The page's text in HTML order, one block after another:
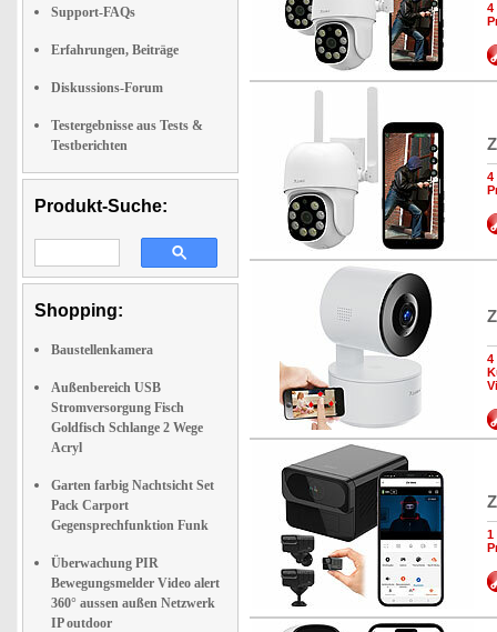
Support-FAQs
Erfahrungen, Beiträge
Diskussions-Forum
Testergebnisse aus Tests &
Testberichten
Produkt-Suche:
Shopping:
Baustellenkamera
Außenbereich USB
Stromversorgung Fisch
Goldfisch Schlange 2 Wege
Acryl
Garten farbig Nachtsicht Set
Pack Carport
Gegensprechfunktion Funk
Überwachung PIR
Bewegungsmelder Video alert
360° aussen außen Netzwerk
IP outdoor
4
4
4
1